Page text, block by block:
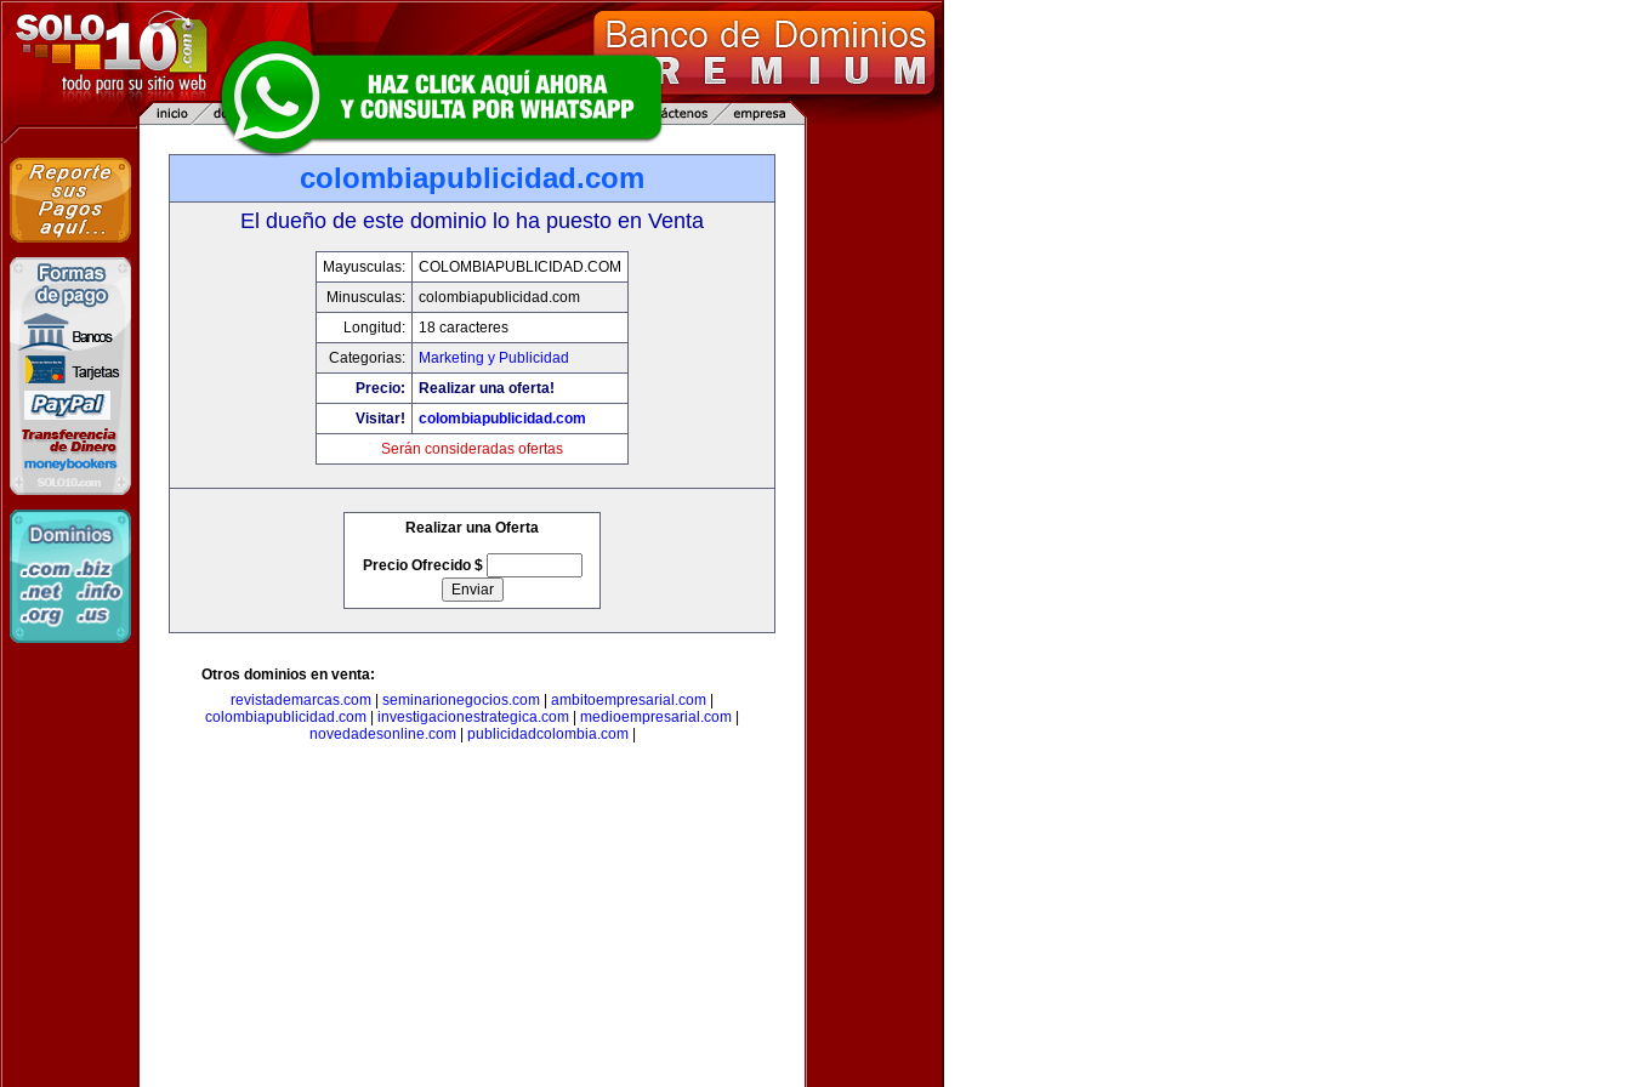
colombiapublicidad.com
El dueño de este dominio lo ha puesto en Venta
Mayusculas:
COLOMBIAPUBLICIDAD.COM
Minusculas:
colombiapublicidad.com
Longitud:
18 caracteres
Categorias:
Marketing y Publicidad
Precio:
Realizar una oferta!
Visitar!
colombiapublicidad.com
Serán consideradas ofertas
Realizar una Oferta
Precio Ofrecido $
Otros dominios en venta:
revistademarcas.com
seminarionegocios.com ambitoempresarial.com
colombiapublicidad.com
investigacionestrategica.com medioempresarial.com
novedadesonline.com| publicidadcolombia.com|